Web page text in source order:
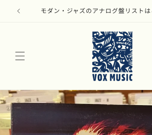
ンツに
モダン・ジャズのアナログ盤リストは